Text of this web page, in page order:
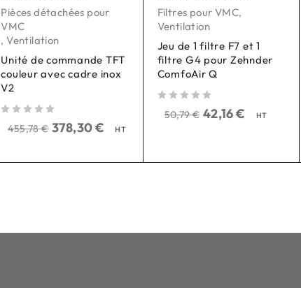
Pièces détachées pour
VMC
, Ventilation
Unité de commande TFT
couleur avec cadre inox
V2
455,78€ 378,30€ HT
Filtres pour VMC,
Ventilation
Jeu de 1 filtre F7 et 1
filtre G4 pour Zehnder
ComfoAir Q
50,79€ 42,16€ HT